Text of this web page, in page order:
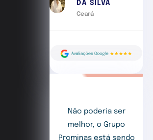
DA SILVA
Ceará
Não poderia ser
melhor, o Grupo
Prominas está sendo